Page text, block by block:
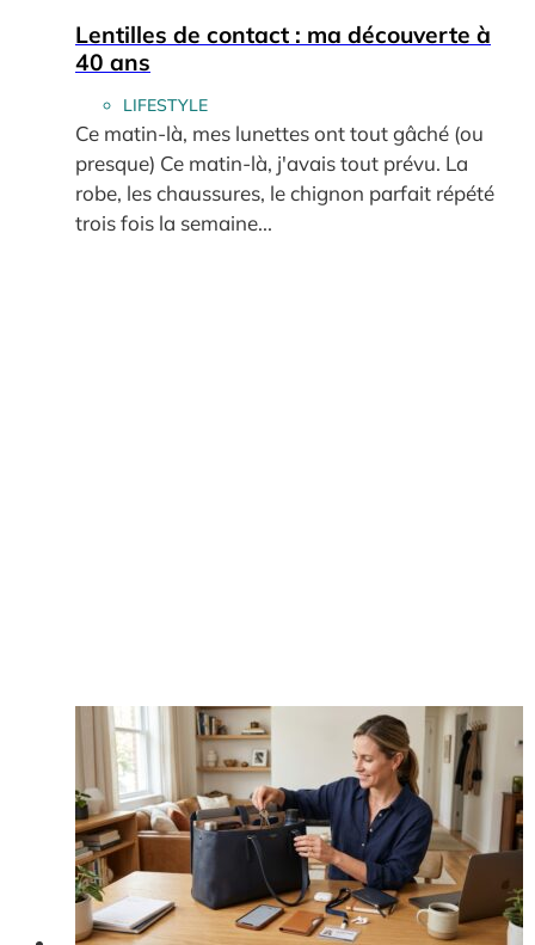
Lentilles de contact : ma découverte à
40 ans
LIFESTYLE
Ce matin-là, mes lunettes ont tout gâché (ou
presque) Ce matin-là, j'avais tout prévu. La
robe, les chaussures, le chignon parfait répété
trois fois la semaine...